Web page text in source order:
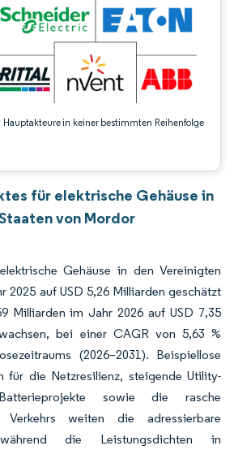
in keiner bestimmten Reihenfolge
für elektrische Gehäuse in
von Mordor
Gehäuse in den Vereinigten
2025 auf USD 5,26 Milliarden geschätzt
Milliarden im Jahr 2026 auf USD 7,35
bei einer CAGR von 5,63 %
(2026–2031). Beispiellose
für die Netzresilienz, steigende Utility-
sowie die rasche
Verkehrs weiten die adressierbare
die Leistungsdichten in